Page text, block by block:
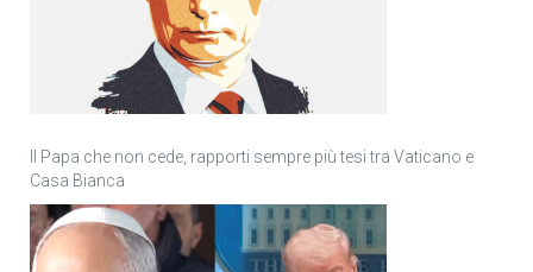
Il Papa che non cede, rapporti sempre più tesi tra Vaticano e
Casa Bianca